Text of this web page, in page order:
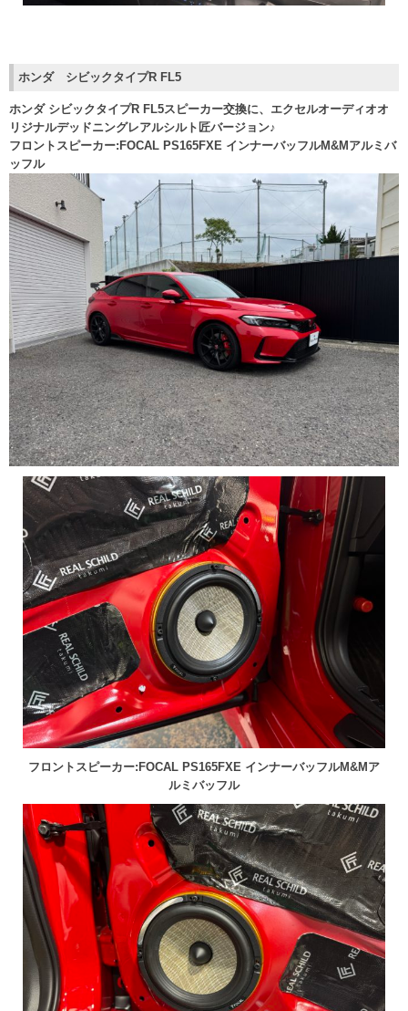
ホンダ シビックタイプR FL5
ホンダ シビックタイプR FL5スピーカー交換に、エクセルオーディオオ
リジナルデッドニングレアルシルト匠バージョン♪
フロントスピーカー:FOCAL PS165FXE インナーバッフルM&Mアルミバ
ッフル
フロントスピーカー:FOCAL PS165FXE インナーバッフルM&Mア
ルミバッフル